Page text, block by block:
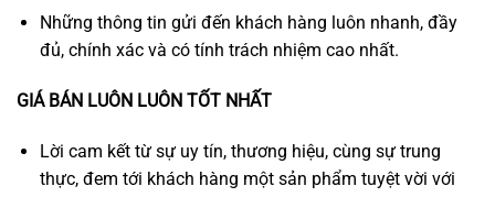
Những thông tin gửi đến khách hàng luôn nhanh, đầy
đủ, chính xác và có tính trách nhiệm cao nhất.
GIÁ BÁN LUÔN LUÔN TỐT NHẤT
Lời cam kết từ sự uy tín, thương hiệu, cùng sự trung
thực, đem tới khách hàng một sản phẩm tuyệt vời với